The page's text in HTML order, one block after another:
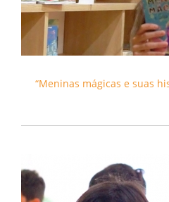
“Meninas mágicas e suas